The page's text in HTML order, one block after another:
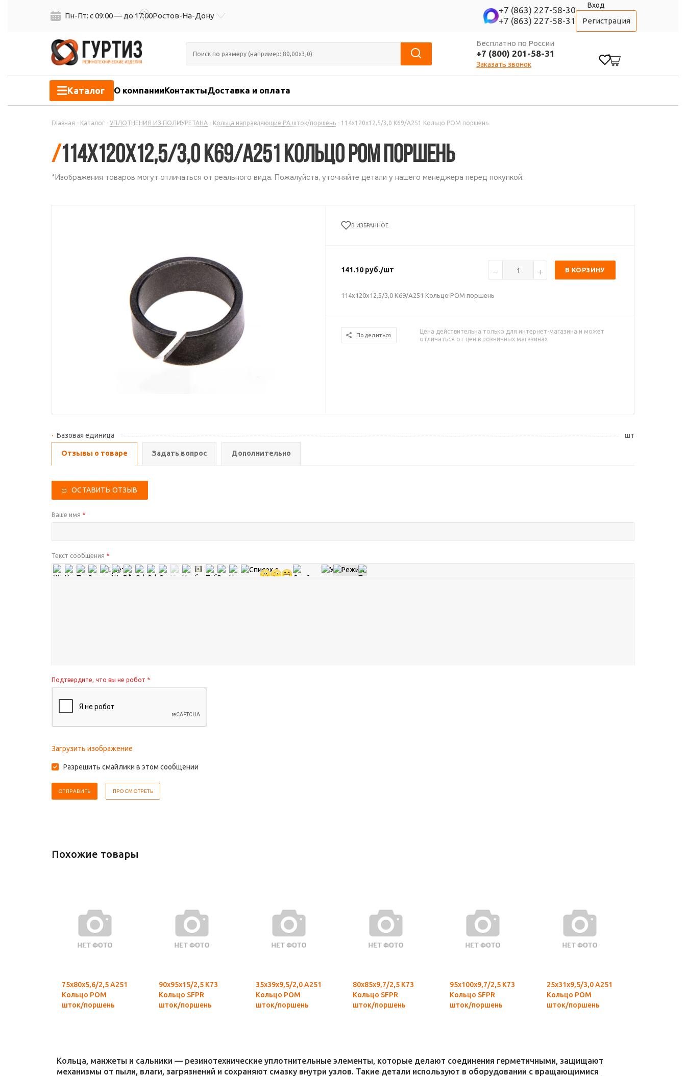
Пн-Пт: с 09:00 — до 17:00Ростов-На-Дону
+7 (863) 227-58-30
+7 (863) 227-58-31
Вход
Регистрация
Бесплатно по России
+7 (800) 201-58-31
Заказать звонок
Каталог О компанииКонтактыДоставка и оплата
Главная - Каталог - УПЛОТНЕНИЯ ИЗ ПОЛИУРЕТАНА - Кольца направляющие PА шток/поршень - 114х120х12,5/3,0 К69/А251 Кольцо POM поршень
/114х120х12,5/3,0 К69/А251 Кольцо POM поршень
*Изображения товаров могут отличаться от реального вида. Пожалуйста, уточняйте детали у нашего менеджера перед покупкой.
В ИЗБРАННОЕ
141.10руб./шт В КОРЗИНУ
114х120х12,5/3,0 К69/А251 Кольцо POM поршень
Поделиться
Цена действительна только для интернет-магазина и может
отличаться от цен в розничных магазинах
Базовая единица шт
Отзывы о товаре Задать вопрос Дополнительно
ОСТАВИТЬ ОТЗЫВ
Ваше имя *
Текст сообщения *
Подтвердите, что вы не робот *
Загрузить изображение
Разрешить смайлики в этом сообщении
Похожие товары
75х80х5,6/2,5 А251
Кольцо POM
шток/поршень
90х95х15/2,5 К73
Кольцо SFPR
шток/поршень
35х39х9,5/2,0 А251
Кольцо POM
шток/поршень
80х85х9,7/2,5 К73
Кольцо SFPR
шток/поршень
95х100х9,7/2,5 К73
Кольцо SFPR
шток/поршень
25х31х9,5/3,0 А251
Кольцо POM
шток/поршень
Кольца, манжеты и сальники — резинотехнические уплотнительные элементы, которые делают соединения герметичными, защищают
механизмы от пыли, влаги, загрязнений и сохраняют смазку внутри узлов. Такие детали используют в оборудовании с вращающимися